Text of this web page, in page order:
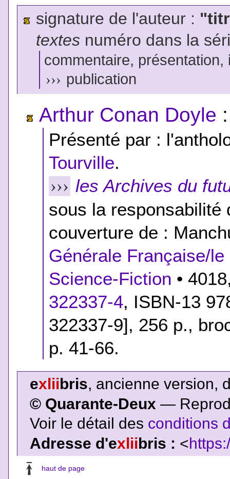
signature de l'auteur :
textesnuméro dans la
commentaire,
››› publication
Arthur Conan Doyle
Présenté par :
Tourville.
››› les Archives du
sous la responsabilité
couverture de :
Générale Française/
Science-Fiction •
322337-4, ISBN-13
322337-9], 256 p.,
p. 41-66.
exliibris, ancienne version,
© Quarante-Deux —
Voir le détail des conditions
Adresse d'exlii bris : <
haut de page